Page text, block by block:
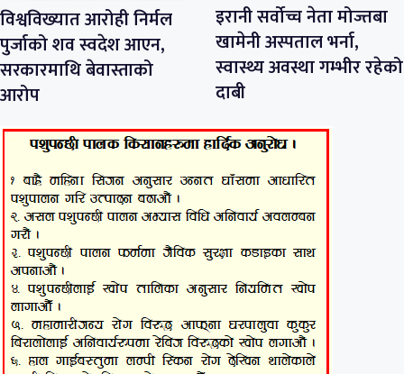
विश्वविख्यात आरोही निर्मल
पुर्जाको शव स्वदेश आएन,
सरकारमाथि बेवास्ताको
आरोप
इरानी सर्वोच्च नेता मोज्तबा
खामेनी अस्पताल भर्ना,
स्वास्थ्य अवस्था गम्भीर रहेको
दाबी